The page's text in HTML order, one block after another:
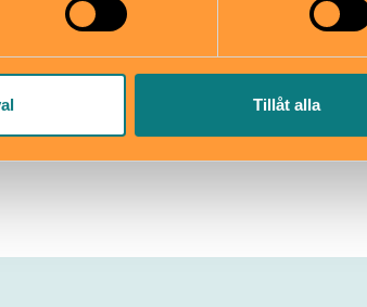
Tillåt alla
519 556 20